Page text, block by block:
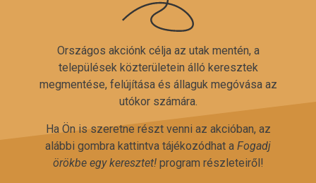
Országos akciónk célja az utak mentén, a
települések közterületein álló keresztek
megmentése, felújítása és állaguk megóvása az
utókor számára.
Ha Ön is szeretne részt venni az akcióban, az
alábbi gombra kattintva tájékozódhat a Fogadj
örökbe egy keresztet!program részleteiről!